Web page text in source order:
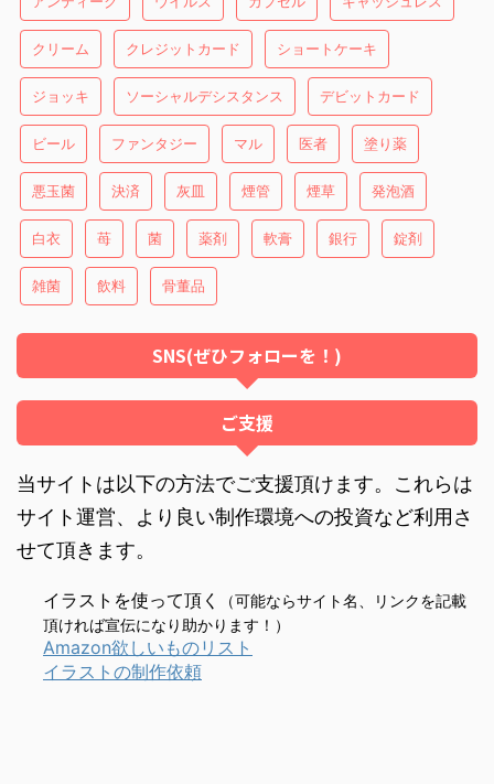
クリーム クレジットカード ショートケーキ
ジョッキ ソーシャルデシスタンス デビットカード
ビール ファンタジー マル 医者 塗り薬
悪玉菌 決済 灰皿 煙管 煙草 発泡酒
白衣 苺 菌 薬剤 軟膏 銀行 錠剤
雑菌 飲料 骨董品
SNS(ぜひフォローを！)
ご支援
当サイトは以下の方法でご支援頂けます。これらは
サイト運営、より良い制作環境への投資など利用さ
せて頂きます。
イラストを使って頂く
（可能ならサイト名、リンクを記載
頂ければ宣伝になり助かります！）
Amazon欲しいものリスト
イラストの制作依頼